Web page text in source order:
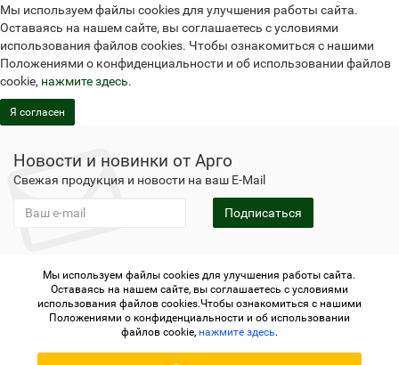
Мы используем файлы cookies для улучшения работы сайта.
Оставаясь на нашем сайте, вы соглашаетесь с условиями
использования файлов cookies. Чтобы ознакомиться с нашими
Положениями о конфиденциальности и об использовании файлов
cookie, нажмите здесь.
Я согласен
Новости и новинки от Арго
Свежая продукция и новости на ваш E-Mail
Подписаться
Не является публичной офертой
Политика
конфиденциальности
Не является публичной офертой
Политика конфиденциальности
Регистрация в Арго
Argo.su - интернет-магазин отделения Арго © 2006-2026 ИП
Мы используем файлы cookies для улучшения работы сайта.
Оставаясь на нашем сайте, вы соглашаетесь с условиями
использования файлов cookies.Чтобы ознакомиться с нашими
Положениями о конфиденциальности и об использовании
файлов cookie, нажмите здесь.